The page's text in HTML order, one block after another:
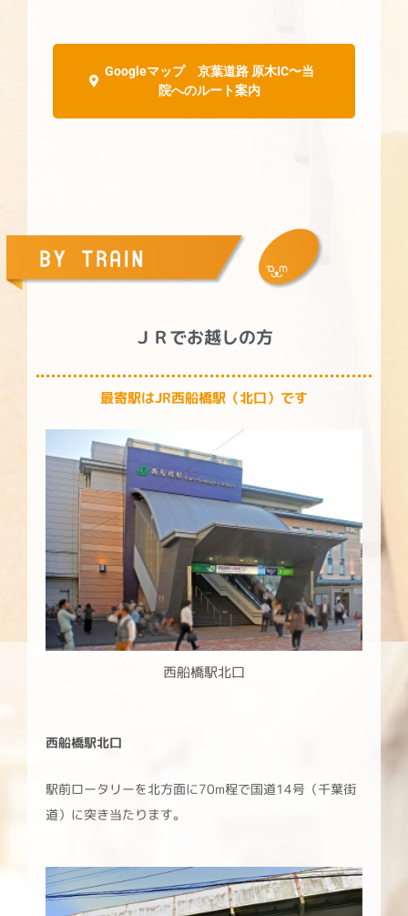
Googleマップ 京葉道路 原木IC〜当
院へのルート案内
ＪＲでお越しの方
最寄駅はJR西船橋駅（北口）です
西船橋駅北口
西船橋駅北口
駅前ロータリーを北方面に70m程で国道14号（千葉街
道）に突き当たります。